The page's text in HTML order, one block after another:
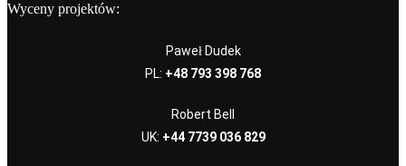
Wyceny projektów:
Paweł Dudek
PL: +48 793 398 768
Robert Bell
UK: +44 7739 036 829